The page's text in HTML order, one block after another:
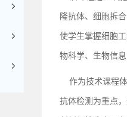
隆抗体、细胞拆
使学生掌握细胞
物科学、生物信
作为技术课程体
抗体检测为重点